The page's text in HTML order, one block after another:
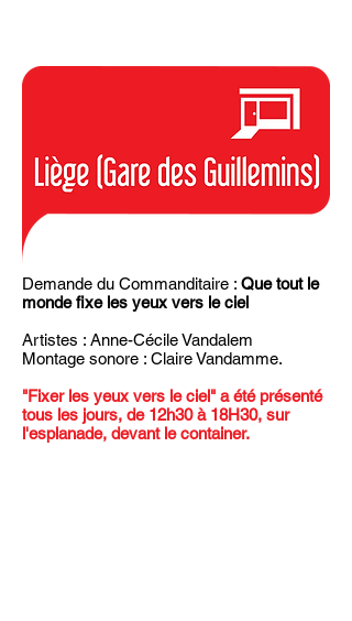
Demande du Commanditaire : Que tout le
monde fixe les yeux vers le ciel
Artistes : Anne-Cécile Vandalem
Montage sonore : Claire Vandamme.
"Fixer les yeux vers le ciel" a été présenté
tous les jours, de 12h30 à 18H30, sur
l'esplanade, devant le container.